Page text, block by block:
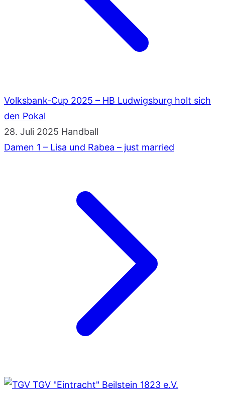
Volksbank-Cup 2025 – HB Ludwigsburg holt sich
den Pokal
28. Juli 2025 Handball
Damen 1 – Lisa und Rabea – just married
TGV "Eintracht" Beilstein 1823 e.V.